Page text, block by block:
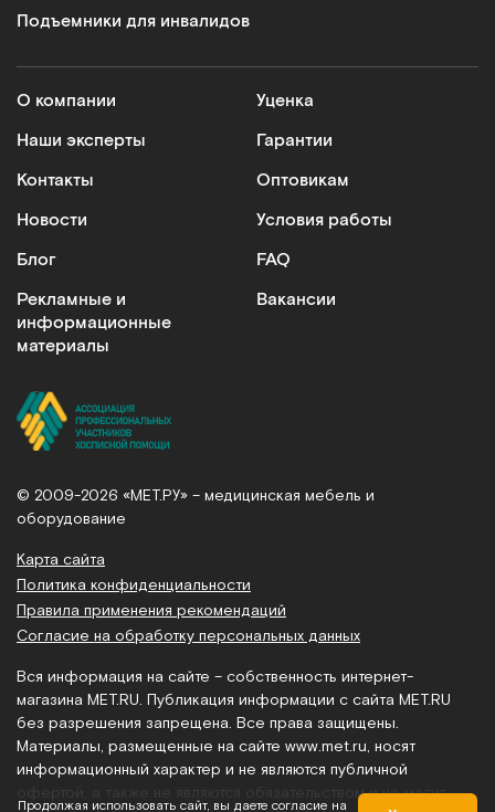
Подъемники для инвалидов
О компании
Наши эксперты
Контакты
Новости
Блог
Рекламные и
информационные
материалы
Уценка
Гарантии
Оптовикам
Условия работы
FAQ
Вакансии
© 2009-2026 «МЕТ.РУ» – медицинская мебель и
оборудование
Карта сайта
Политика конфиденциальности
Правила применения рекомендаций
Согласие на обработку персональных данных
Вся информация на сайте – собственность интернет-
магазина MET.RU. Публикация информации с сайта MET.RU
без разрешения запрещена. Все права защищены.
Материалы, размещенные на сайте www.met.ru , носят
информационный характер и не являются публичной
офертой, а также не являются обязательством и не могут
Продолжая использовать сайт, вы даете согласие на